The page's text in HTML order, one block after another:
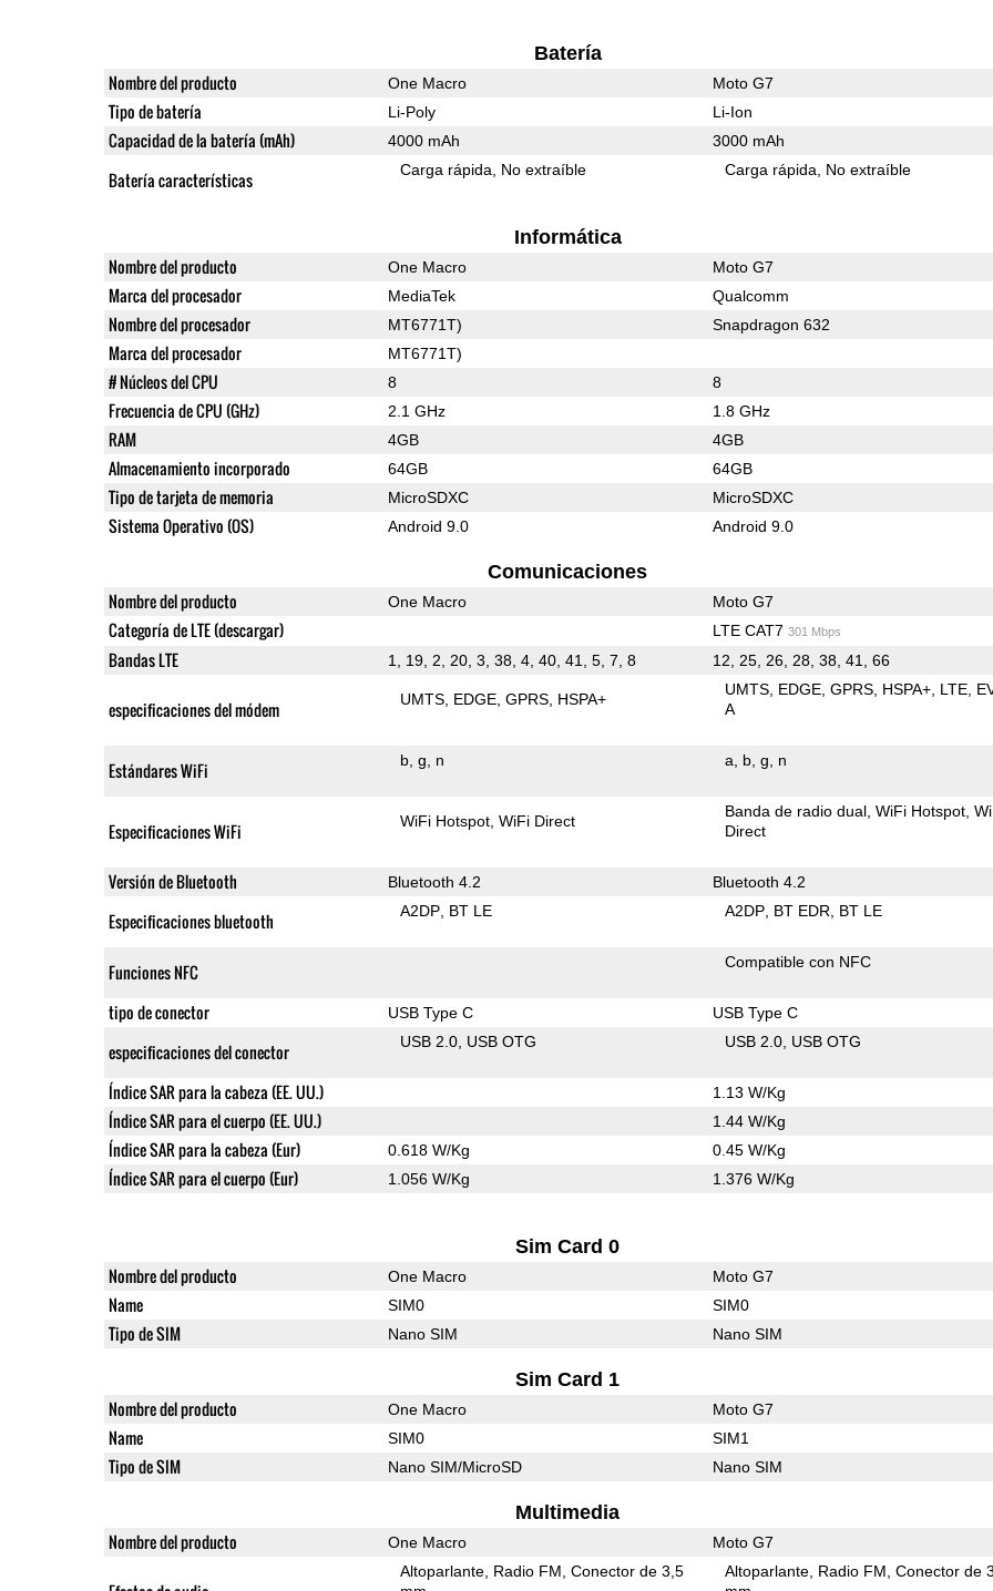
Batería
Nombre del producto One Macro Moto G7
Tipo de batería Li-Poly Li-Ion
Capacidad de la batería (mAh) 4000 mAh 3000 mAh
Batería características Carga rápida No extraíble Carga rápida No extraíble
Informática
Nombre del producto One Macro Moto G7
Marca del procesador MediaTek Qualcomm
Nombre del procesador MT6771T) Snapdragon 632
Marca del procesador MT6771T)
# Núcleos del CPU 8 8
Frecuencia de CPU (GHz) 2.1 GHz 1.8 GHz
RAM 4GB 4GB
Almacenamiento incorporado 64GB 64GB
Tipo de tarjeta de memoria MicroSDXC MicroSDXC
Sistema Operativo (OS) Android 9.0 Android 9.0
Comunicaciones
Nombre del producto One Macro Moto G7
Categoría de LTE (descargar) LTE CAT7 301 Mbps
Bandas LTE 1, 19, 2, 20, 3, 38, 4, 40, 41, 5, 7, 8 12, 25, 26, 28, 38, 41, 66
especificaciones del módem UMTS EDGE GPRS HSPA+
UMTS EDGE GPRS HSPA+ LTE
A
Estándares WiFi b g n a b g n
Especificaciones WiFi WiFi Hotspot WiFi Direct
Banda de radio dual WiFi Hotspot
Direct
Versión de Bluetooth Bluetooth 4.2 Bluetooth 4.2
Especificaciones bluetooth A2DP BT LE A2DP BT EDR BT LE
Funciones NFC Compatible con NFC
tipo de conector USB Type C USB Type C
especificaciones del conector USB 2.0 USB OTG USB 2.0 USB OTG
Índice SAR para la cabeza (EE. UU.) 1.13 W/Kg
Índice SAR para el cuerpo (EE. UU.) 1.44 W/Kg
Índice SAR para la cabeza (Eur) 0.618 W/Kg 0.45 W/Kg
Índice SAR para el cuerpo (Eur) 1.056 W/Kg 1.376 W/Kg
Sim Card 0
Nombre del producto One Macro Moto G7
Name SIM0 SIM0
Tipo de SIM Nano SIM Nano SIM
Sim Card 1
Nombre del producto One Macro Moto G7
Name SIM0 SIM1
Tipo de SIM Nano SIM/MicroSD Nano SIM
Multimedia
Nombre del producto One Macro Moto G7
Altoparlante Radio FM Conector de 3,5
Altoparlante Radio FM Conector de